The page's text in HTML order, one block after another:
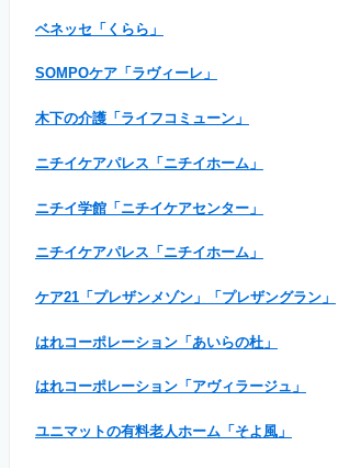
ベネッセ「くらら」
SOMPOケア「ラヴィーレ」
木下の介護「ライフコミューン」
ニチイケアパレス「ニチイホーム」
ニチイ学館「ニチイケアセンター」
ニチイケアパレス「ニチイホーム」
ケア21「プレザンメゾン」「プレザングラン」
はれコーポレーション「あいらの杜」
はれコーポレーション「アヴィラージュ」
ユニマットの有料老人ホーム「そよ風」